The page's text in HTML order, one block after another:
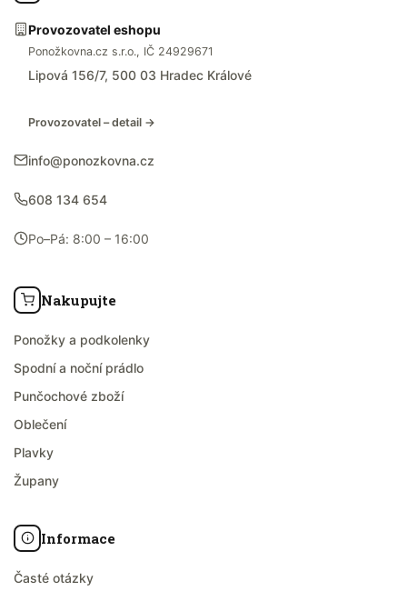
Provozovatel eshopu
Ponožkovna.cz s.r.o., IČ 24929671
Lipová 156/7, 500 03 Hradec Králové
Provozovatel – detail →
info@ponozkovna.cz
608 134 654
Po–Pá: 8:00 – 16:00
Nakupujte
Ponožky a podkolenky
Spodní a noční prádlo
Punčochové zboží
Oblečení
Plavky
Župany
Informace
Časté otázky